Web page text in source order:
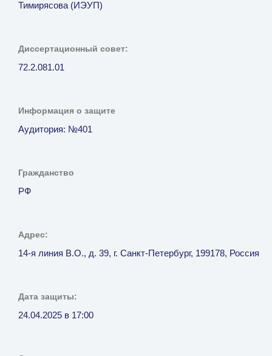
Тимирясова (ИЭУП)
Диссертационный совет:
72.2.081.01
Информация о защите
Аудитория: №401
Гражданство
РФ
Адрес:
14-я линия В.О., д. 39, г. Санкт-Петербург, 199178, Россия
Дата защиты:
24.04.2025 в 17:00